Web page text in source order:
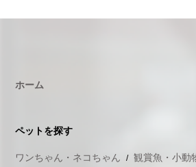
ホーム
ペットを探す
ワンちゃん・ネコちゃん 観賞魚・小動